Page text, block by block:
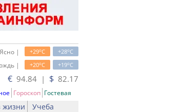
+28oC
+29oC
|
+19oC
+20oC
|
€ 94.84 | $ 82.17
Гороскоп Гостевая
жизни Учеба